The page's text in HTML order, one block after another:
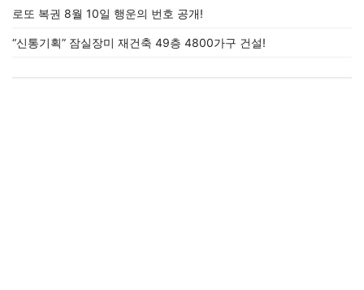
로또 복권 8월 10일 행운의 번호 공개!
“신통기획” 잠실장미 재건축 49층 4800가구 건설!